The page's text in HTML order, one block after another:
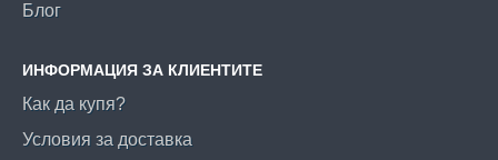
Блог
ИНФОРМАЦИЯ ЗА КЛИЕНТИТЕ
Как да купя?
Условия за доставка